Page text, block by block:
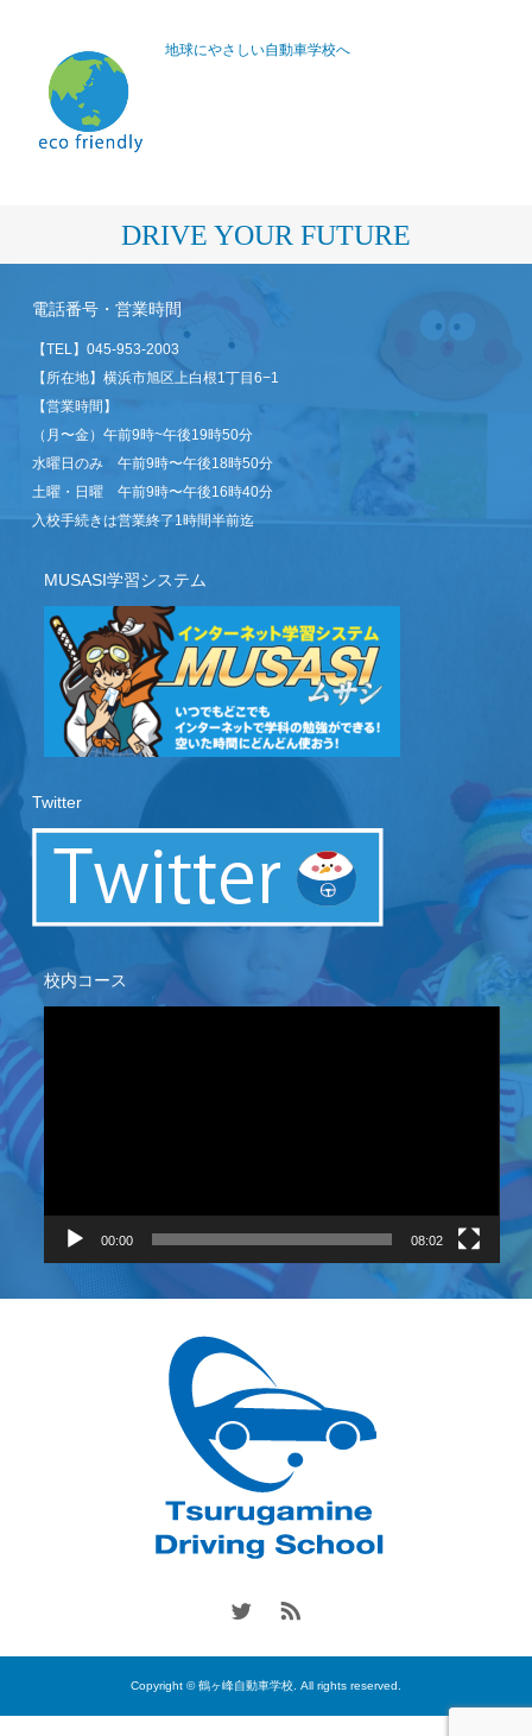
地球にやさしい自動車学校へ
DRIVE YOUR FUTURE
電話番号・営業時間
【TEL】045-953-2003
【所在地】横浜市旭区上白根1丁目6−1
【営業時間】
（月〜金）午前9時~午後19時50分
水曜日のみ 午前9時〜午後18時50分
土曜・日曜 午前9時〜午後16時40分
入校手続きは営業終了1時間半前迄
MUSASI学習システム
Twitter
校内コース
動
00:00 08:02
Copyright © 鶴ヶ峰自動車学校. All rights reserved.